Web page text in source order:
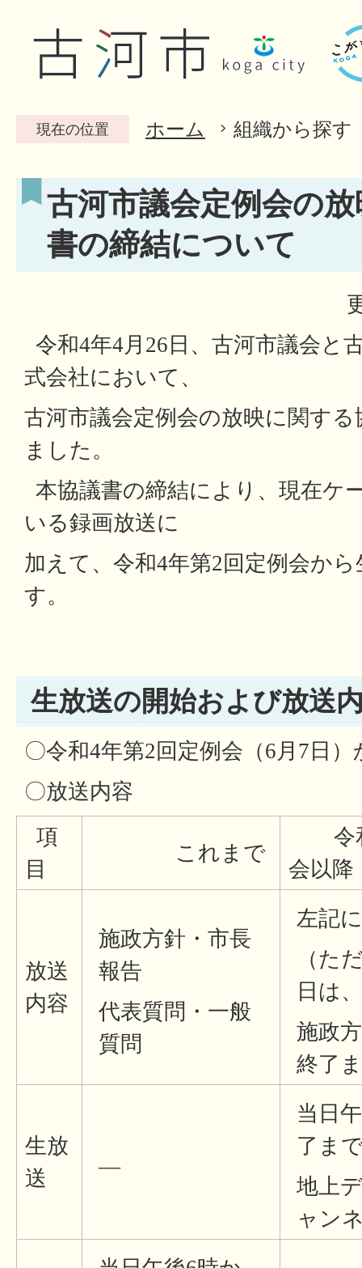
現在の位置 ホーム 組織から探す
古河市議会定例会の
書の締結について
令和4年4月26日、古河市議会と
式会社において、
古河市議会定例会の放映に関す
ました。
本協議書の締結により、現在ケ
いる録画放送に
加えて、令和4年第2回定例会か
す。
生放送の開始および放送
〇令和4年第2回定例会（6月7日
〇放送内容
項
目
これまで
令和
会以降
放送
内容
施政方針・市長
報告
代表質問・一般
質問
左記
（た
日は
施政
終了
生放
送
―
当日
了ま
地上
ャン